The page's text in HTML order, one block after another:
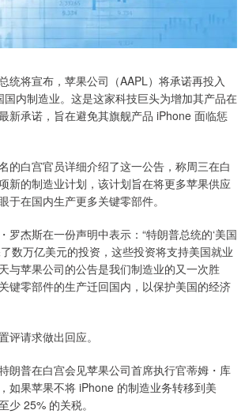
将宣布，苹果公司（AAPL）将承诺再投入
内制造业。这是这家科技巨头为增加其产品在
新承诺，旨在避免其旗舰产品 iPhone 面临惩
白宫官员详细介绍了这一公告，称周三在白
新的制造业计划，该计划旨在将更多苹果供应
于在国内生产更多关键零部件。
杰斯在一份声明中表示：“特朗普总统的‘美国
数万亿美元的投资，这些投资将支持美国就业
与苹果公司的公告是我们制造业的又一次胜
键零部件的生产迁回国内，以保护美国的经济
请求做出回应。
普在白宫会见苹果公司首席执行官蒂姆・库
如果苹果不将 iPhone 的制造业务转移到美
少 25% 的关税。